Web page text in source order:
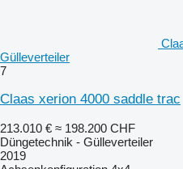
Gülleverteiler
7
Claas xerion 4000 saddle trac
213.010 € ≈ 198.200 CHF
Düngetechnik - Gülleverteiler
2019